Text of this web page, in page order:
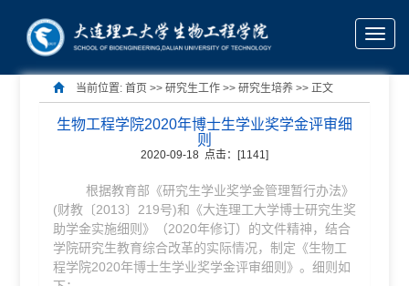
Toggle
当前位置: 首页 >> 研究生工作 >> 研究生培养>> 正文
生物工程学院2020年博士生学业奖学金评审细
则
2020-09-18 点击：[1141]
根据教育部《研究生学业奖学金管理暂行办法》
(财教〔2013〕219号)和《大连理工大学博士研究生奖
助学金实施细则》（2020年修订）的文件精神，结合
学院研究生教育综合改革的实际情况，制定《生物工
程学院2020年博士生学业奖学金评审细则》。细则如